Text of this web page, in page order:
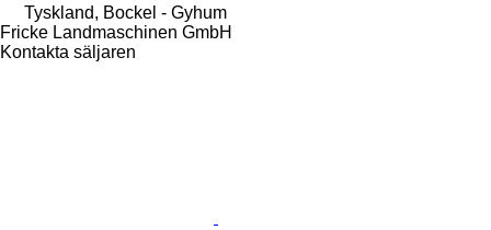
Tyskland, Bockel - Gyhum
Fricke Landmaschinen GmbH
Kontakta säljaren